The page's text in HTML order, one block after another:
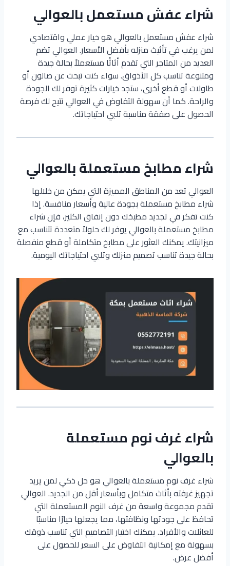
شراء عفش مستعمل بالعوالي
شراء عفش مستعمل بالعوالي هو خيار عملي واقتصادي
لمن يرغب في تأثيث منزله بأفضل الأسعار. العوالي تضم
العديد من المتاجر التي تقدم أثاثًا مستعملاً بحالة جيدة
ومتنوعة تناسب كل الأذواق. سواء كنت تبحث عن صالون أو
طاولات أو قطع أخرى، ستجد خيارات كثيرة توفر لك الجودة
والراحة. كما أن سهولة التفاوض في العوالي تتيح لك فرصة
الحصول على صفقة مناسبة تلبي احتياجاتك.
شراء مطابخ مستعملة بالعوالي
العوالي تعد من المناطق المميزة التي يمكن من خلالها
شراء مطابخ مستعملة بجودة عالية وأسعار منافسة. إذا
كنت تفكر في تجديد مطبخك دون إنفاق الكثير، فإن شراء
مطابخ مستعملة بالعوالي يوفر لك حلولاً متعددة تتناسب مع
ميزانيتك. يمكنك العثور على مطابخ متكاملة أو قطع منفصلة
بحالة جيدة تناسب تصميم منزلك وتلبي احتياجاتك اليومية.
شراء غرف نوم مستعملة
بالعوالي
شراء غرف نوم مستعملة بالعوالي هو حل ذكي لمن يريد
تجهيز غرفته بأثاث متكامل وبأسعار أقل من الجديد. العوالي
تقدم مجموعة واسعة من غرف النوم المستعملة التي
تحافظ على جودتها ونظافتها، مما يجعلها خيارًا مناسبًا
للعائلات والأفراد. يمكنك اختيار التصاميم التي تناسب ذوقك
بسهولة مع إمكانية التفاوض على السعر للحصول على
أفضل عرض.